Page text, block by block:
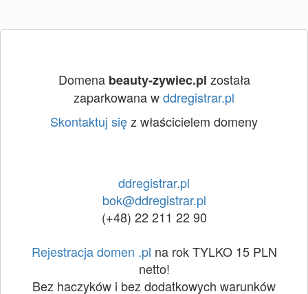
Domena beauty-zywiec.pl została
zaparkowana wddregistrar.pl
Skontaktuj sięz właścicielem domeny
ddregistrar.pl
bok@ddregistrar.pl
(+48) 22 211 22 90
Rejestracja domen .pl na rok TYLKO 15 PLN
netto!
Bez haczyków i bez dodatkowych warunków